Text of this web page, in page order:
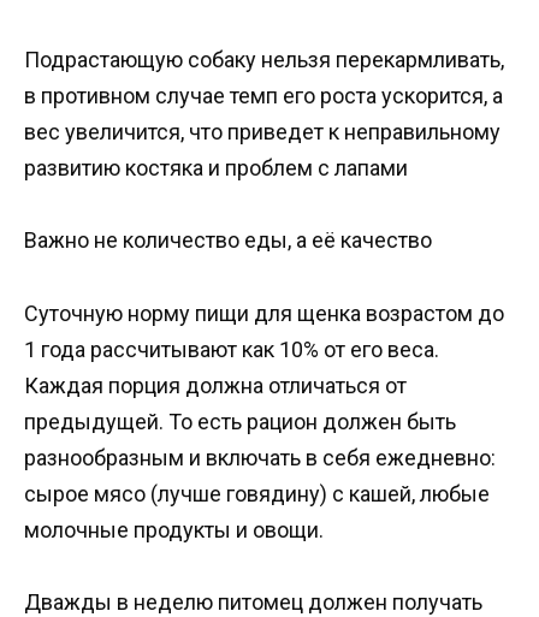
Подрастающую собаку нельзя перекармливать,
в противном случае темп его роста ускорится, а
вес увеличится, что приведет к неправильному
развитию костяка и проблем с лапами
Важно не количество еды, а её качество
Суточную норму пищи для щенка возрастом до
1 года рассчитывают как 10% от его веса.
Каждая порция должна отличаться от
предыдущей. То есть рацион должен быть
разнообразным и включать в себя ежедневно:
сырое мясо (лучше говядину) с кашей, любые
молочные продукты и овощи.
Дважды в неделю питомец должен получать